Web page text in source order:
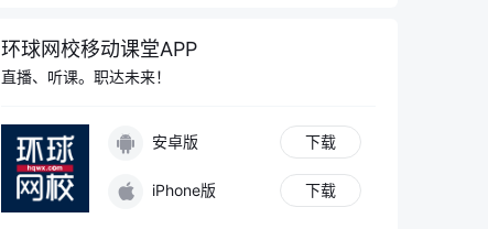
环球网校移动课堂APP
直播、听课。职达未来！
安卓版 下载
iPhone版 下载
我现在才过完一遍知识点，进度算不算正常呀？
工作年限不够可以报名参加高级经济师考试吗？